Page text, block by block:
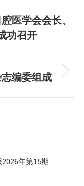
医学会会长、
功召开
编委组成
年第15期